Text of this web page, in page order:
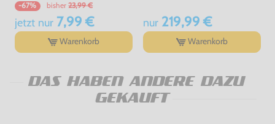
-67% bisher 23,99 €
jetzt nur7,99 €
Warenkorb
nur219,99 €
Warenkorb
DAS HABEN ANDERE DAZU
GEKAUFT